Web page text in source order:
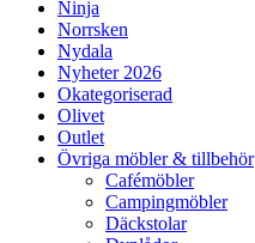
Ninja
Norrsken
Nydala
Nyheter 2026
Okategoriserad
Olivet
Outlet
Övriga möbler & tillbehör
Cafémöbler
Campingmöbler
Däckstolar